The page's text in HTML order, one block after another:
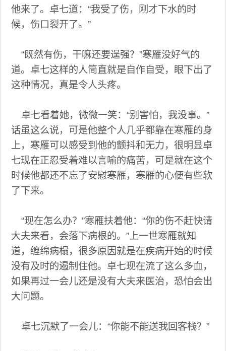
他来了。卓七道：“我受了伤，刚才下水的时
候，伤口裂开了。”
“既然有伤，干嘛还要逞强？”寒雁没好气的
道。卓七这样的人简直就是自作自受，眼下出了
这种情况，真是令人头疼。
卓七看着她，微微一笑：“别害怕，我没事。”
话虽这么说，可是他整个人几乎都靠在寒雁的身
上，寒雁可以感受到他的颤抖和无力，很明显卓
七现在正忍受着难以言喻的痛苦，可是就在这个
时候他都还不忘了安慰寒雁，寒雁的心便有些软
了下来。
“现在怎么办？”寒雁扶着他：“你的伤不赶快请
大夫来看，会落下病根的。”上一世寒雁就知
道，缠绵病榻，很多原因就是在疾病开始的时候
没有及时的遏制住他。卓七现在流了这么多血，
如果再过一会儿还是没有大夫来医治，恐怕会出
大问题。
卓七沉默了一会儿：“你能不能送我回客栈？”